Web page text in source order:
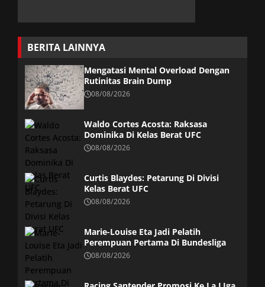
BERITA LAINNYA
Mengatasi Mental Overload Dengan
Rutinitas Brain Dump
08/08/2026
Waldo Cortes Acosta: Raksasa
Dominika Di Kelas Berat UFC
08/08/2026
Curtis Blaydes: Petarung Di Divisi
Kelas Berat UFC
08/08/2026
Marie-Louise Eta Jadi Pelatih
Perempuan Pertama Di Bundesliga
08/08/2026